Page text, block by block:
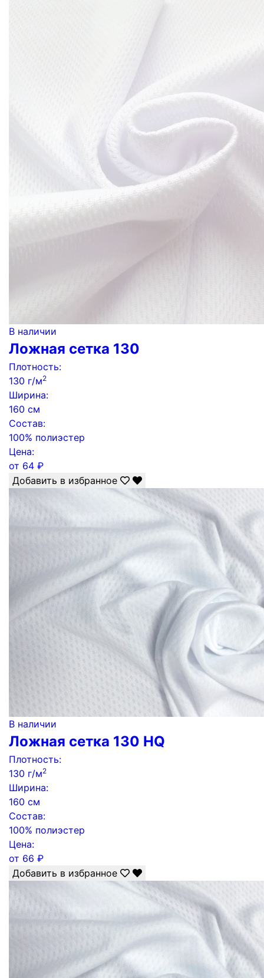
В наличии
Ложная сетка 130
Плотность:
130 г/м2
Ширина:
160 см
Состав:
100% полиэстер
Цена:
от 64 ₽
Добавить в избранное
В наличии
Ложная сетка 130 HQ
Плотность:
130 г/м2
Ширина:
160 см
Состав:
100% полиэстер
Цена:
от 66 ₽
Добавить в избранное